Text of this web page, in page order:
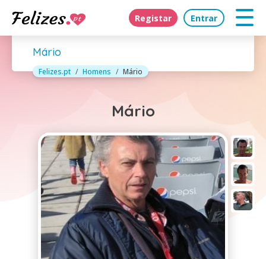
Registar Entrar
Mário
Felizes.pt Homens Mário
Mário